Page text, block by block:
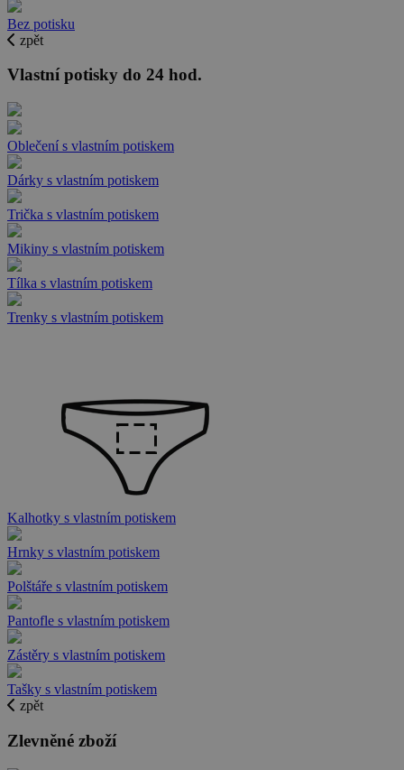
Bez potisku
zpět
Vlastní potisky do 24 hod.
Oblečení s vlastním potiskem
Dárky s vlastním potiskem
Trička s vlastním potiskem
Mikiny s vlastním potiskem
Tílka s vlastním potiskem
Trenky s vlastním potiskem
Kalhotky s vlastním potiskem
Hrnky s vlastním potiskem
Polštáře s vlastním potiskem
Pantofle s vlastním potiskem
Zástěry s vlastním potiskem
Tašky s vlastním potiskem
zpět
Zlevněné zboží